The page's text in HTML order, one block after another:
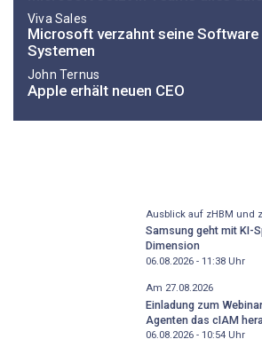
Viva Sales
Microsoft verzahnt seine Software
Systemen
John Ternus
Apple erhält neuen CEO
Ausblick auf zHBM und
Samsung geht mit KI-
Dimension
06.08.2026 - 11:38Uhr
Am 27.08.2026
Einladung zum
Agenten das cIAM
06.08.2026 - 10:54Uhr